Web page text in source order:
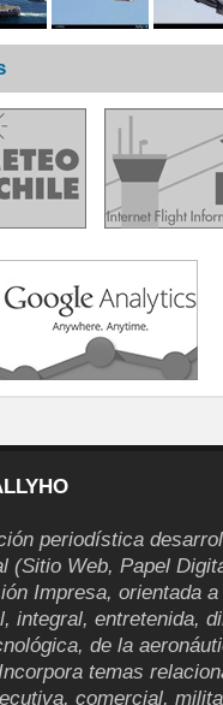
periodística
(Sitio Web, Papel
Impresa, orientada a
integral, entretenida,
de la
temas
comercial,